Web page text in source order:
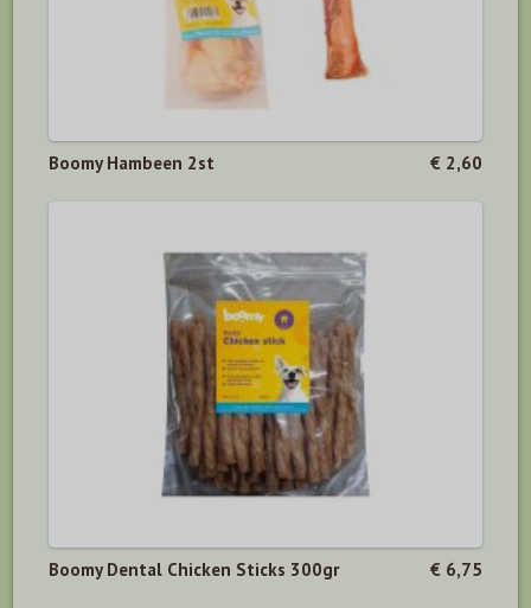
Boomy Hambeen 2st € 2,60
Boomy Dental Chicken Sticks 300gr € 6,75